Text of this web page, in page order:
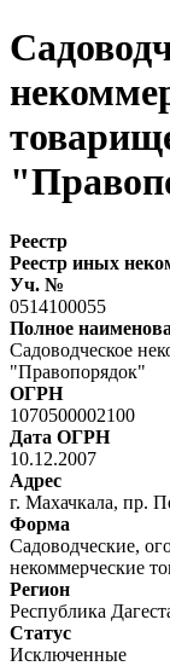
Реестр
Реестр иных
Уч. №
0514100055
Полное
Садоводческое
"Правопорядок"
ОГРН
1070500002100
Дата ОГРН
10.12.2007
Адрес
г. Махачкала, пр.
Форма
Садоводческие,
некоммерческие
Регион
Республика
Статус
Исключенные